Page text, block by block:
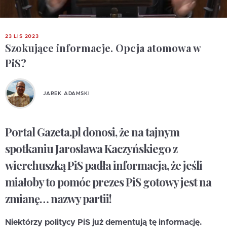
23 LIS 2023
Szokujące informacje. Opcja atomowa w
PiS?
JAREK ADAMSKI
Portal Gazeta.pl donosi, że na tajnym
spotkaniu Jarosława Kaczyńskiego z
wierchuszką PiS padła informacja, że jeśli
miałoby to pomóc prezes PiS gotowy jest na
zmianę… nazwy partii!
Niektórzy politycy PiS już dementują tę informację.